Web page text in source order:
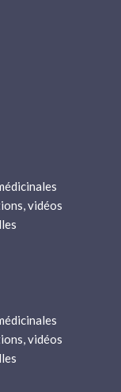
vidéos
vidéos